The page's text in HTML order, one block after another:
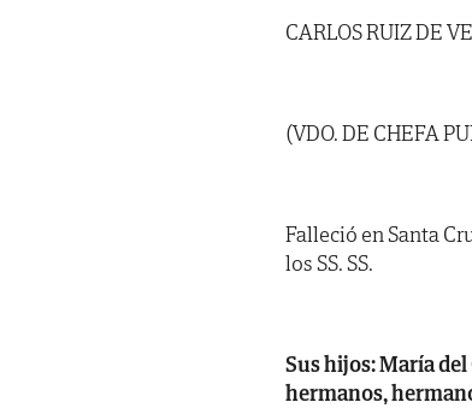
CARLOS RUIZ DE
(VDO. DE CHEFA
Falleció en Santa
los SS. SS.
Sus hijos: María
hermanos,